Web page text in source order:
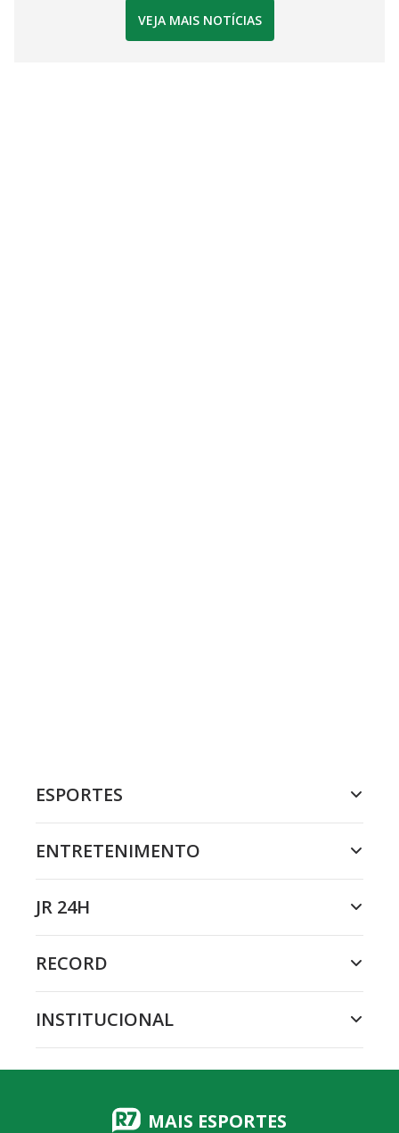
VEJA MAIS NOTÍCIAS
ESPORTES
ENTRETENIMENTO
JR 24H
RECORD
INSTITUCIONAL
MAIS ESPORTES